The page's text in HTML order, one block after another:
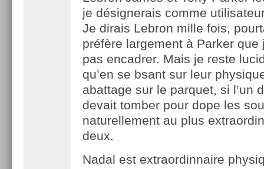
je désignerais comme
Je dirais Lebron mille fois,
préfère largement à Parker que
pas encadrer. Mais je reste
qu’en se bsant sur leur
abattage sur le parquet, si l’un
devait tomber pour dope les
naturellement au plus
deux.
Nadal est extraordinnaire